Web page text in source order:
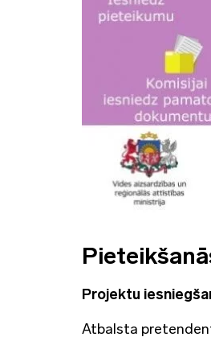
Projektu
Atbalsta